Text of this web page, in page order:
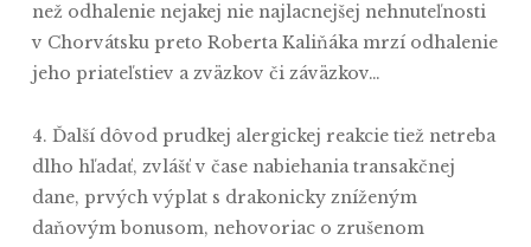
než odhalenie nejakej nie najlacnejšej nehnuteľnosti
v Chorvátsku preto Roberta Kaliňáka mrzí odhalenie
jeho priateľstiev a zväzkov či záväzkov…
4. Ďalší dôvod prudkej alergickej reakcie tiež netreba
dlho hľadať, zvlášť v čase nabiehania transakčnej
dane, prvých výplat s drakonicky zníženým
daňovým bonusom, nehovoriac o zrušenom